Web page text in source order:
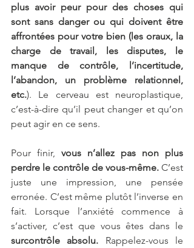
plus avoir peur pour des choses qui
sont sans danger ou qui doivent être
affrontées pour votre bien (les oraux, la
charge de travail, les disputes, le
manque de contrôle, l’incertitude,
l’abandon, un problème relationnel,
etc.). Le cerveau est neuroplastique,
c’est-à-dire qu’il peut changer et qu’on
peut agir en ce sens.
Pour finir, vous n’allez pas non plus
perdre le contrôle de vous-même. C’est
juste une impression, une pensée
erronée. C’est même plutôt l’inverse en
fait. Lorsque l’anxiété commence à
surcontrôle absolu. Rappelez-vous le